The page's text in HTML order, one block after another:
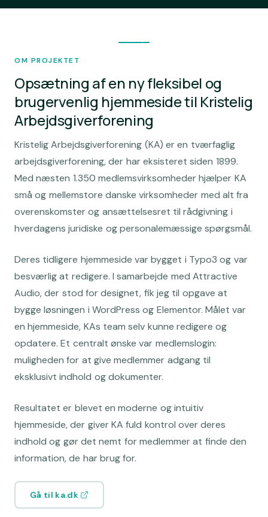
OM PROJEKTET
Opsætning af en ny fleksibel og
brugervenlig hjemmeside til Kristelig
Arbejdsgiverforening
Kristelig Arbejdsgiverforening (KA) er en tværfaglig
arbejdsgiverforening, der har eksisteret siden 1899.
Med næsten 1.350 medlemsvirksomheder hjælper KA
små og mellemstore danske virksomheder med alt fra
overenskomster og ansættelsesret til rådgivning i
hverdagens juridiske og personalemæssige spørgsmål.
Deres tidligere hjemmeside var bygget i Typo3 og var
besværlig at redigere. I samarbejde med Attractive
Audio, der stod for designet, fik jeg til opgave at
bygge løsningen i WordPress og Elementor. Målet var
en hjemmeside, KAs team selv kunne redigere og
opdatere. Et centralt ønske var medlemslogin:
muligheden for at give medlemmer adgang til
eksklusivt indhold og dokumenter.
Resultatet er blevet en moderne og intuitiv
hjemmeside, der giver KA fuld kontrol over deres
indhold og gør det nemt for medlemmer at finde den
information, de har brug for.
Gå til ka.dk